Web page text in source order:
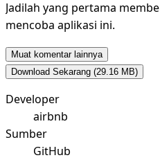
Jadilah yang pertama
mencoba aplikasi ini.
Muat komentar lainnya
Download Sekarang (29.16 MB)
Developer
airbnb
Sumber
GitHub